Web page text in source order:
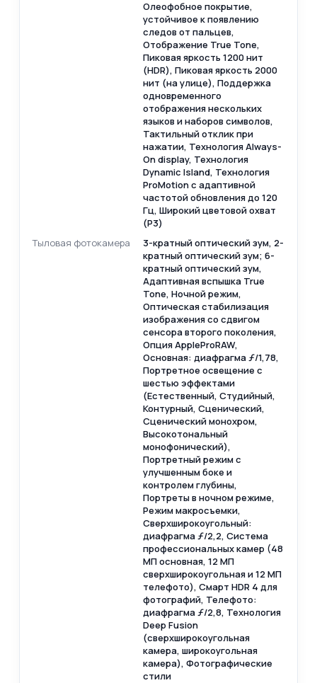
Олеофобное покрытие,
устойчивое к появлению
следов от пальцев,
Отображение True Tone,
Пиковая яркость 1200 нит
(HDR), Пиковая яркость 2000
нит (на улице), Поддержка
одновременного
отображения нескольких
языков и наборов символов,
Тактильный отклик при
нажатии, Технология Always-
On display, Технология
Dynamic Island, Технология
ProMotion с адаптивной
частотой обновления до 120
Гц, Широкий цветовой охват
(P3)
Тыловая фотокамера
3-кратный оптический зум, 2-
кратный оптический зум; 6-
кратный оптический зум,
Адаптивная вспышка True
Tone, Ночной режим,
Оптическая стабилизация
изображения со сдвигом
сенсора второго поколения,
Опция AppleProRAW,
Основная: диафрагма ƒ/1,78,
Портретное освещение с
шестью эффектами
(Естественный, Студийный,
Контурный, Сценический,
Сценический монохром,
Высокотональный
монофонический),
Портретный режим с
улучшенным боке и
контролем глубины,
Портреты в ночном режиме,
Режим макросъемки,
Сверхширокоугольный:
диафрагма ƒ/2,2, Система
профессиональных камер (48
МП основная, 12 МП
сверхширокоугольная и 12 МП
телефото), Смарт HDR 4 для
фотографий, Телефото:
диафрагма ƒ/2,8, Технология
Deep Fusion
(сверхширокоугольная
камера, широкоугольная
камера), Фотографические
стили